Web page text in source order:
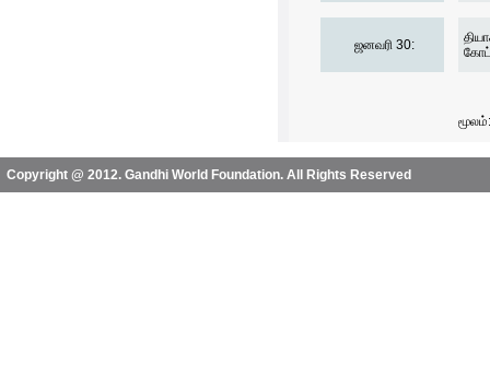
ஜனவரி 30:
Copyright @ 2012. Gandhi World Foundation. All Rights Reserved